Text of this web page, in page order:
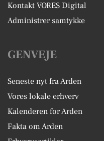
Kontakt VORES Digital
Administrer samtykke
GENVEJE
Seneste nyt fra Arden
Vores lokale erhverv
Kalenderen for Arden
Fakta om Arden